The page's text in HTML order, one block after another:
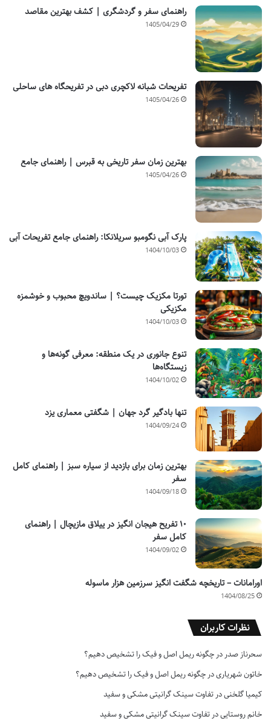
راهنمای سفر و گردشگری | کشف بهترین مقاصد
1405/04/29
تفریحات شبانه لاکچری دبی در تفریحگاه های ساحلی
1405/04/26
بهترین زمان سفر تاریخی به قبرس | راهنمای جامع
1405/04/26
پارک آبی نگومبو سریلانکا: راهنمای جامع تفریحات آبی
1404/10/03
تورتا مکزیک چیست؟ | ساندویچ محبوب و خوشمزه
مکزیکی
1404/10/03
تنوع جانوری در یک منطقه: معرفی گونه‌ها و
زیستگاه‌ها
1404/10/02
تنها بادگیر گرد جهان | شگفتی معماری یزد
1404/09/24
بهترین زمان برای بازدید از سیاره سبز | راهنمای کامل
سفر
1404/09/18
۱۰ تفریح هیجان انگیز در ییلاق مازیچال | راهنمای
کامل سفر
1404/09/02
اورامانات – تاریخچه شگفت انگیز سرزمین هزار ماسوله
1404/08/25
نظرات کاربران
سحرناز صدر در چگونه ریمل اصل و فیک را تشخیص دهیم؟
خاتون شهریاریدر چگونه ریمل اصل و فیک را تشخیص دهیم؟
کیمیا گلخنیدر تفاوت سینک گرانیتی مشکی و سفید
خانم روستاییدر تفاوت سینک گرانیتی مشکی و سفید